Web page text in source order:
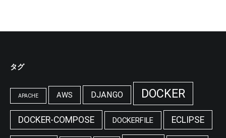
タグ
APACHE AWS DJANGO DOCKER
DOCKER-COMPOSE DOCKERFILE ECLIPSE